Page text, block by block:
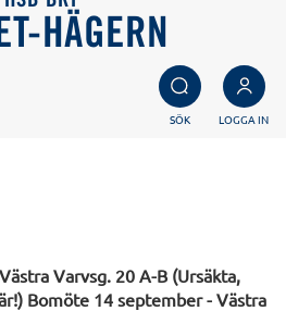
HÄGERN
SÖK LOGGA IN
Varvsg. 20 A-B (Ursäkta,
Bomöte 14 september - Västra